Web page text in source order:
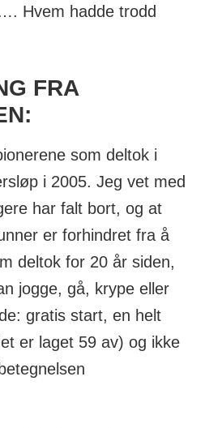
Hvem hadde trodd
FRA
som deltok i
i 2005. Jeg vet med
har falt bort, og at
er forhindret fra å
deltok for 20 år siden,
jogge, gå, krype eller
gratis start, en helt
er laget 59 av) og ikke